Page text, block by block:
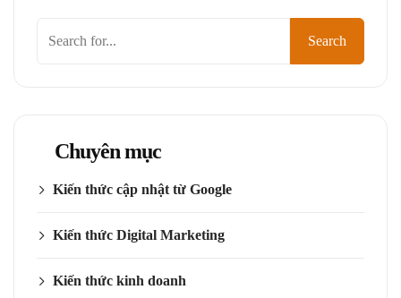
Search
Chuyên mục
Kiến thức cập nhật từ Google
Kiến thức Digital Marketing
Kiến thức kinh doanh